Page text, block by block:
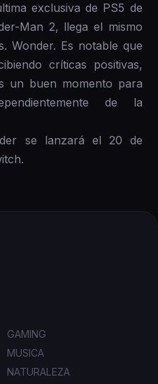
exclusiva de PS5 de
Man 2, llega el mismo
Wonder. Es notable que
críticas positivas,
un buen momento para
de la
se lanzará el 20 de
GAMING
MUSICA
NATURALEZA